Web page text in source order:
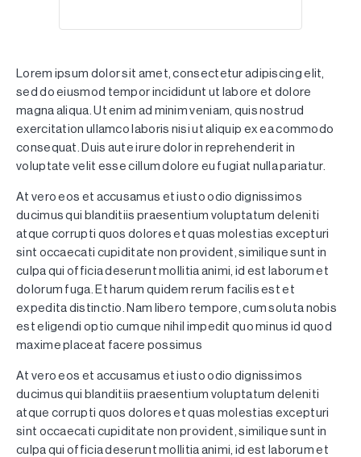
Lorem ipsum dolor sit amet, consectetur adipiscing elit,
sed do eiusmod tempor incididunt ut labore et dolore
magna aliqua. Ut enim ad minim veniam, quis nostrud
exercitation ullamco laboris nisi ut aliquip ex ea commodo
consequat. Duis aute irure dolor in reprehenderit in
voluptate velit esse cillum dolore eu fugiat nulla pariatur.
At vero eos et accusamus et iusto odio dignissimos
ducimus qui blanditiis praesentium voluptatum deleniti
atque corrupti quos dolores et quas molestias excepturi
sint occaecati cupiditate non provident, similique sunt in
culpa qui officia deserunt mollitia animi, id est laborum et
dolorum fuga. Et harum quidem rerum facilis est et
expedita distinctio. Nam libero tempore, cum soluta nobis
est eligendi optio cumque nihil impedit quo minus id quod
maxime placeat facere possimus
At vero eos et accusamus et iusto odio dignissimos
ducimus qui blanditiis praesentium voluptatum deleniti
atque corrupti quos dolores et quas molestias excepturi
sint occaecati cupiditate non provident, similique sunt in
culpa qui officia deserunt mollitia animi, id est laborum et